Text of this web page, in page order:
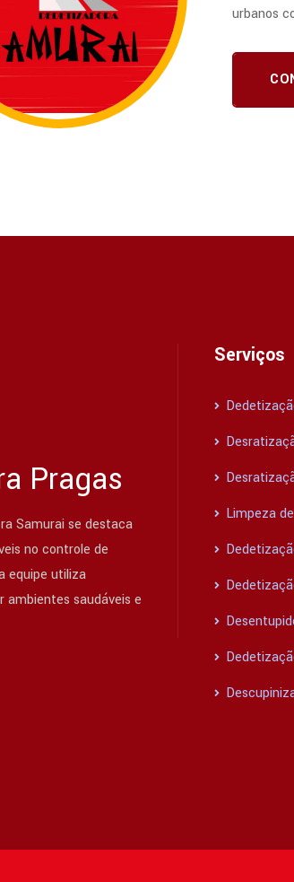
urbanos
Pragas
Samurai se destaca
no controle de
equipe utiliza
ambientes saudáveis e
Serviços
Limpeza